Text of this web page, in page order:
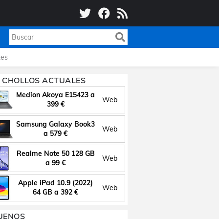
CHOLLOS ACTUALES
Medion Akoya E15423 a
399 €
Web
Samsung Galaxy Book3
a 579 €
Web
Realme Note 50 128 GB
a 99 €
Web
Apple iPad 10.9 (2022)
64 GB a 392 €
Web